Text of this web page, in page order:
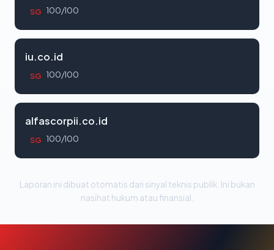
SG 100/100
iu.co.id
SG 100/100
alfascorpii.co.id
SG 100/100
Laporan ini dibuat otomatis dari sinyal teknis publik. Ini bukan
nasihat hukum atau finansial.